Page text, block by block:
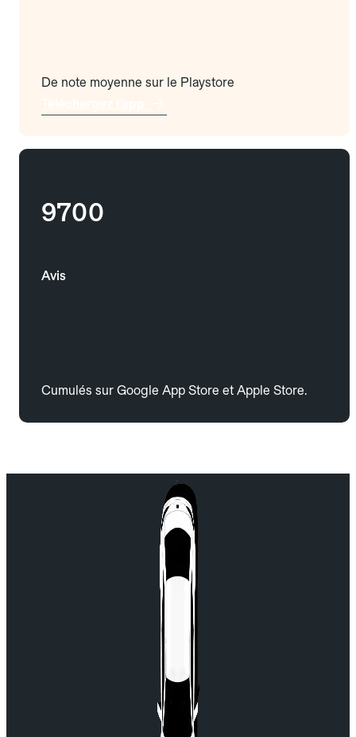
De note moyenne sur le Playstore
9700
Avis
Cumulés sur Google App Store et Apple Store.